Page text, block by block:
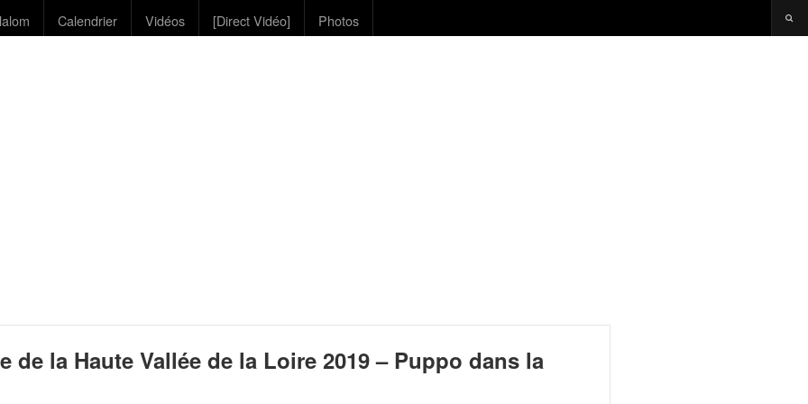
Calendrier Vidéos [Direct Vidéo] Photos
de la Haute Vallée de la Loire 2019 – Puppo dans la